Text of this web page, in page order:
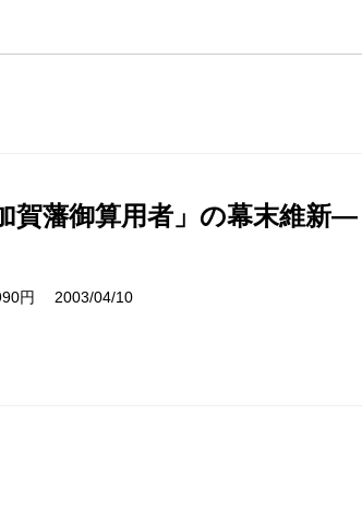
賀藩御算用者」の幕末維新―
円 2003/04/10